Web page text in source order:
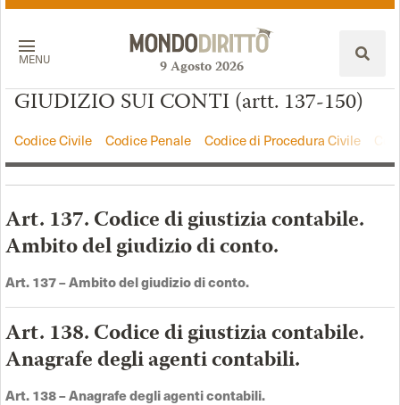
MENU 9Agosto2026
GIUDIZIO SUI CONTI (artt. 137-150)
Codice Civile Codice Penale Codice di Procedura Civile
Art. 137. Codice di giustizia contabile.
Ambito del giudizio di conto.
Art. 137 – Ambito del giudizio di conto.
Art. 138. Codice di giustizia contabile.
Anagrafe degli agenti contabili.
Art. 138 –Anagrafe degli agenti contabili.